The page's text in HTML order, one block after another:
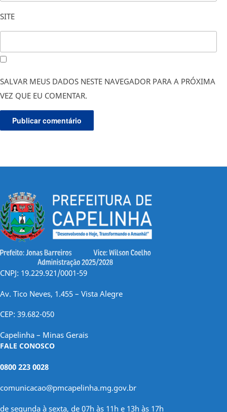
SITE
SALVAR MEUS DADOS NESTE NAVEGADOR PARA A PRÓXIMA
VEZ QUE EU COMENTAR.
CNPJ: 19.229.921/0001-59
Av. Tico Neves, 1.455 – Vista Alegre
CEP: 39.682-050
Capelinha – Minas Gerais
FALE CONOSCO
0800 223 0028
comunicacao@pmcapelinha.mg.gov.br
de segunda à sexta, de 07h às 11h e 13h às 17h